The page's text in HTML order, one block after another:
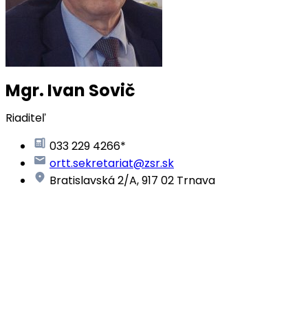
Mgr. Ivan Sovič
Riaditeľ
033 229 4266*
ortt.sekretariat@zsr.sk
Bratislavská 2/A, 917 02 Trnava